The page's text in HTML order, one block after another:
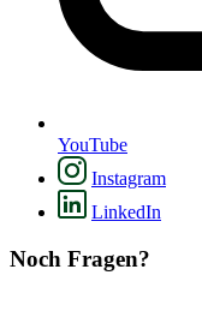
YouTube
Instagram
LinkedIn
Noch Fragen?